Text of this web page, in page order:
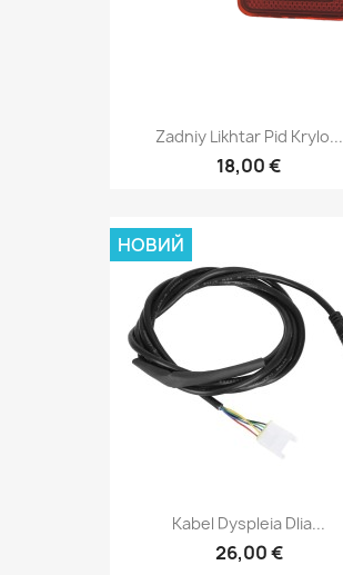
Zadniy Likhtar Pid Krylo...
18,00 €
Kabel Dyspleia Dlia...
26,00 €
НОВИЙ